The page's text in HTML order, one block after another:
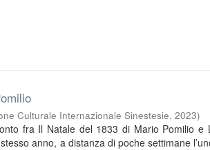
Culturale Internazionale Sinestesie,2023)
fra Il Natale del 1833 di Mario Pomilio e
anno, a distanza di poche settimane